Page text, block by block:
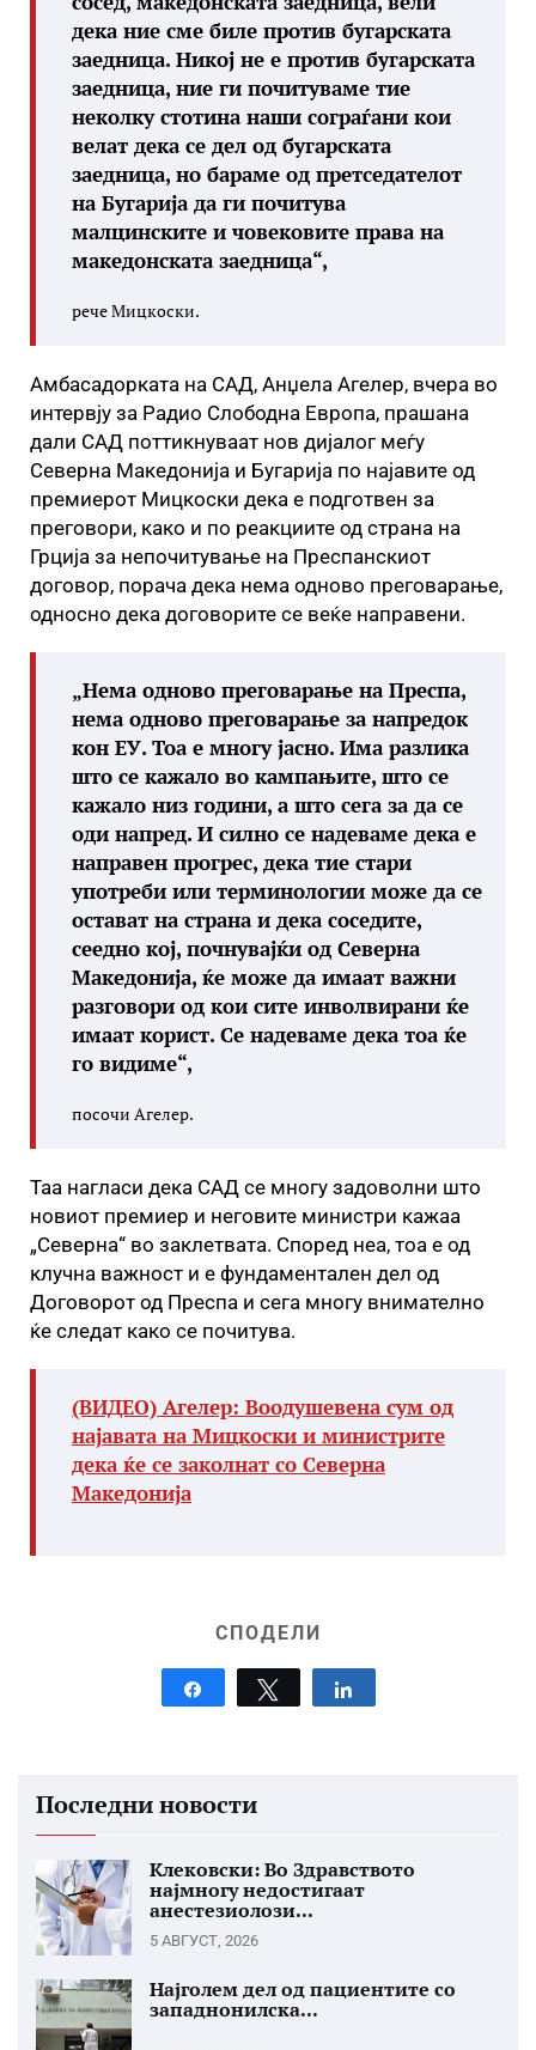
дека ние сме биле против бугарската
заедница. Никој не е против бугарската
заедница, ние ги почитуваме тие
неколку стотина наши сограѓани кои
велат дека се дел од бугарската
заедница, но бараме од претседателот
на Бугарија да ги почитува
малцинските и човековите права на
македонската заедница“,
рече Мицкоски.
Амбасадорката на САД, Анџела Агелер, вчера во
интервју за Радио Слободна Европа, прашана
дали САД поттикнуваат нов дијалог меѓу
Северна Македонија и Бугарија по најавите од
премиерот Мицкоски дека е подготвен за
преговори, како и по реакциите од страна на
Грција за непочитување на Преспанскиот
договор, порача дека нема одново преговарање,
односно дека договорите се веќе направени.
„Нема одново преговарање на Преспа,
нема одново преговарање за напредок
кон ЕУ. Тоа е многу јасно. Има разлика
што се кажало во кампањите, што се
кажало низ години, а што сега за да се
оди напред. И силно се надеваме дека е
направен прогрес, дека тие стари
употреби или терминологии може да се
остават на страна и дека соседите,
сеедно кој, почнувајќи од Северна
Македонија, ќе може да имаат важни
разговори од кои сите инволвирани ќе
имаат корист. Се надеваме дека тоа ќе
го видиме“,
посочи Агелер.
Таа нагласи дека САД се многу задоволни што
новиот премиер и неговите министри кажаа
„Северна“ во заклетвата. Според неа, тоа е од
клучна важност и е фундаментален дел од
Договорот од Преспа и сега многу внимателно
ќе следат како се почитува.
(ВИДЕО) Агелер: Воодушевена сум од
најавата на Мицкоски и министрите
дека ќе се заколнат со Северна
Македонија
СПОДЕЛИ
Tweet
Последни новости
Клековски: Во Здравството
најмногу недостигаат
анестезиолози...
5 АВГУСТ, 2026
Најголем дел од пациентите со
западнонилска...